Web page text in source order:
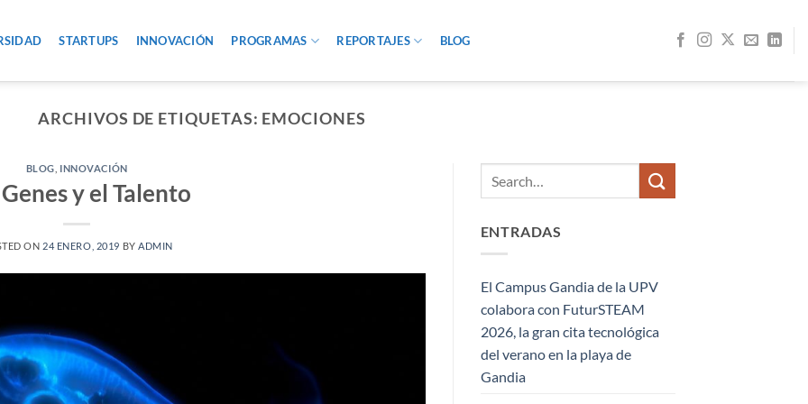
STARTUPS INNOVACIÓN PROGRAMAS REPORTAJES BLOG
ARCHIVOS DE ETIQUETAS: EMOCIONES
BLOG INNOVACIÓN
y el Talento
ON 24 ENERO, 2019 BYADMIN
ENTRADAS
El Campus Gandia de la UPV
colabora con FuturSTEAM
2026, la gran cita tecnológica
del verano en la playa de
Gandia